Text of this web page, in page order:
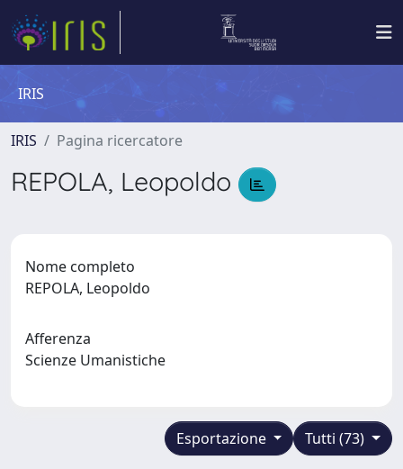
IRIS
IRIS Pagina ricercatore
REPOLA, Leopoldo
Nome completo
REPOLA, Leopoldo
Afferenza
Scienze Umanistiche
Tutti (73)
Esportazione